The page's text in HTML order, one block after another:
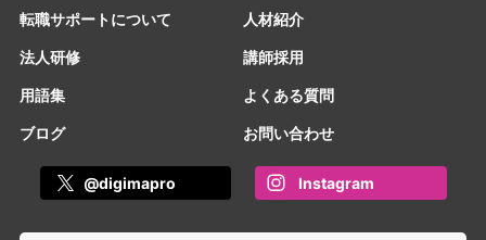
転職サポートについて 人材紹介
法人研修 講師採用
用語集 よくある質問
ブログ お問い合わせ
@digimapro Instagram